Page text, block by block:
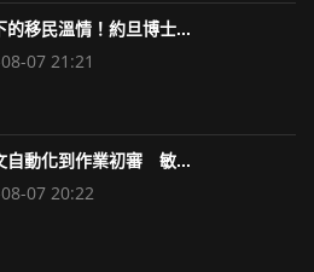
的移民溫情！約旦博士...
07 21:21
自動化到作業初審 敏...
07 20:22